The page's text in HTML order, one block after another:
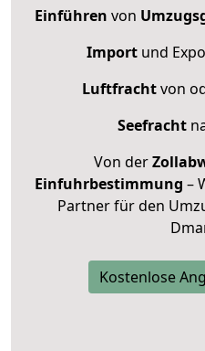
Einführen von
Importund
Luftfrachtvon
Seefracht
Von der
Einfuhrbestimmung –
Partner für den
Kostenlose